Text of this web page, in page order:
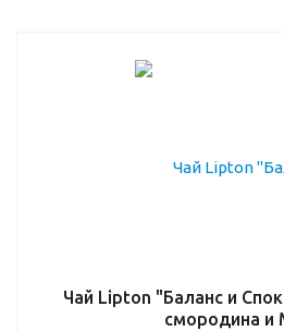
Чай Lipton "Баланс и
смородина и